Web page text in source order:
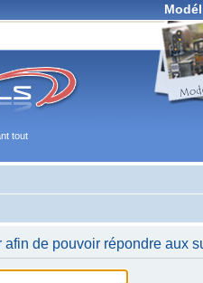
tout
de pouvoir répondre aux